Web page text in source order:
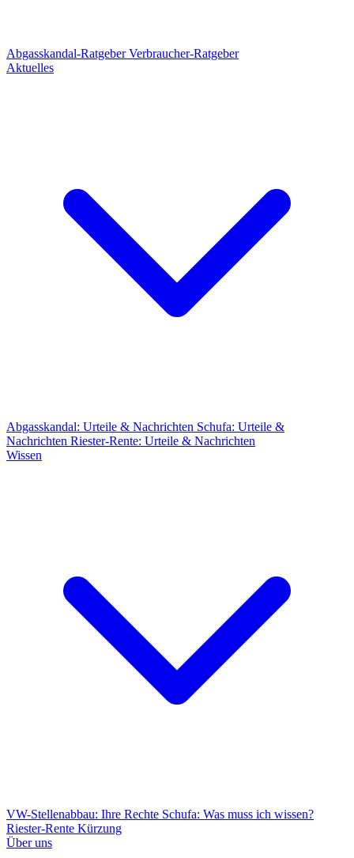
Abgasskandal-RatgeberVerbraucher-Ratgeber
Aktuelles
Abgasskandal: Urteile & Nachrichten Schufa: Urteile &
Nachrichten Riester-Rente: Urteile & Nachrichten
Wissen
VW-Stellenabbau: Ihre Rechte Schufa: Was muss ich wissen?
Riester-Rente Kürzung
Über uns